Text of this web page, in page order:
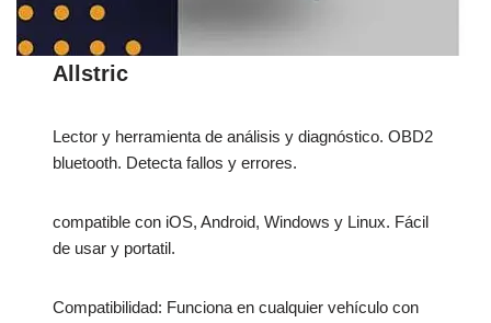
Allstric
Lector y herramienta de análisis y diagnóstico. OBD2
bluetooth. Detecta fallos y errores.
compatible con iOS, Android, Windows y Linux. Fácil
de usar y portatil.
Compatibilidad: Funciona en cualquier vehículo con